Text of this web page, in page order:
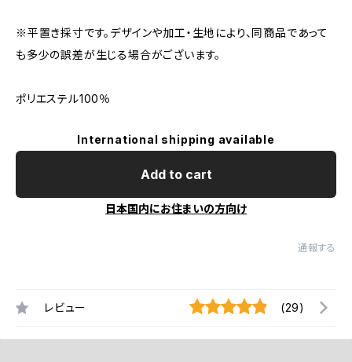
※平置き採寸です。デザインや加工・生地により、同商品であって
も多少の誤差が生じる場合がございます。
ポリエステル100％
International shipping available
Add to cart
日本国内にお住まいの方向け
通報する
レビュー (29)